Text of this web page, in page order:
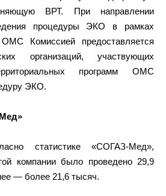
ВРТ. При направлении
процедуры ЭКО в рамках
Комиссией предоставляется
организаций, участвующих
программ ОМС
ЭКО.
статистике «СОГАЗ-Мед»,
компании было проведено 29,9
— более 21,6 тысяч.